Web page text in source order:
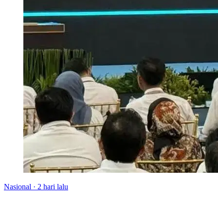
Nasional · 2 hari lalu